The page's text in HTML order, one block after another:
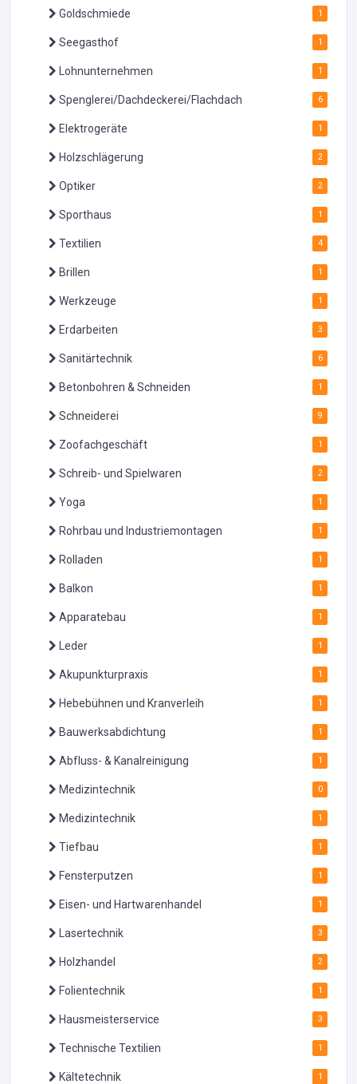
Goldschmiede 1
Seegasthof 1
Lohnunternehmen 1
Spenglerei/Dachdeckerei/Flachdach 6
Elektrogeräte 1
Holzschlägerung 2
Optiker 2
Sporthaus 1
Textilien 4
Brillen 1
Werkzeuge 1
Erdarbeiten 3
Sanitärtechnik 6
Betonbohren & Schneiden 1
Schneiderei 9
Zoofachgeschäft 1
Schreib- und Spielwaren 2
Yoga 1
Rohrbau und Industriemontagen 1
Rolladen 1
Balkon 1
Apparatebau 1
Leder 1
Akupunkturpraxis 1
Hebebühnen und Kranverleih 1
Bauwerksabdichtung 1
Abfluss- & Kanalreinigung 1
Medizintechnik 0
Medizintechnik 1
Tiefbau 1
Fensterputzen 1
Eisen- und Hartwarenhandel 1
Lasertechnik 3
Holzhandel 2
Folientechnik 1
Hausmeisterservice 3
Technische Textilien 1
Kältetechnik 1